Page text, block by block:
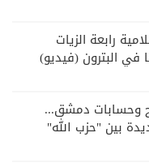
رابعة الزيات
في البترون (فيديو)
وحسابات دمشق...
بين "حزب الله"